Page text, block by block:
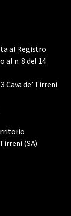
al Registro
al n. 8 del 14
Cava de’ Tirreni
(SA)